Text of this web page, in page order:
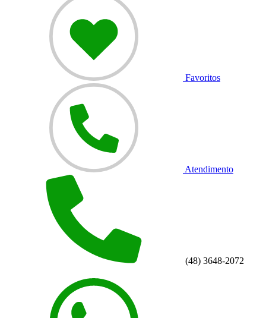
Favoritos
Atendimento
(48) 3648-2072